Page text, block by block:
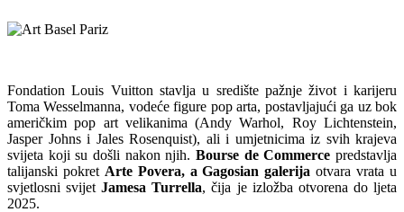
Fondation Louis Vuitton stavlja u središte pažnje život i karijeru
Toma Wesselmanna, vodeće figure pop arta, postavljajući ga uz bok
američkim pop art velikanima (Andy Warhol, Roy Lichtenstein,
Jasper Johns i Jales Rosenquist), ali i umjetnicima iz svih krajeva
svijeta koji su došli nakon njih. Bourse de Commerce predstavlja
talijanski pokret Arte Povera, a Gagosian galerija otvara vrata u
svjetlosni svijetJamesa Turrella, čija je izložba otvorena do ljeta
2025.